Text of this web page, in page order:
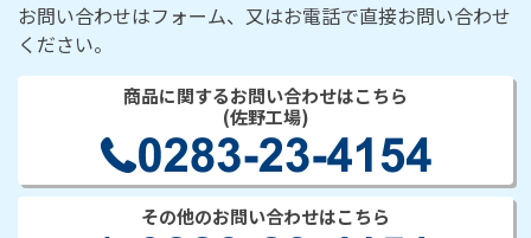
お問い合わせはフォーム、又はお電話で直接お問い合わせ
ください。
商品に関するお問い合わせはこちら
(佐野工場)
その他のお問い合わせはこちら